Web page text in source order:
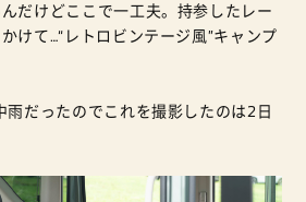
だけどここで一工夫。持参したレー
けて…“レトロビンテージ風”キャンプ
雨だったのでこれを撮影したのは2日